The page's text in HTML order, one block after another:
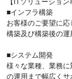
■インフラ構築
お客様のご要望に応
構築及び構築後の運
■システム開発
様々な業種、業務
の運用まで幅広くサ